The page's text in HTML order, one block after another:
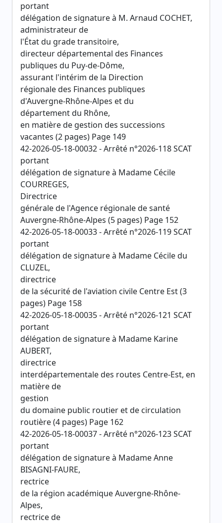
portant
délégation de signature à M. Arnaud COCHET,
administrateur de
l'État du grade transitoire,
directeur départemental des Finances
publiques du Puy-de-Dôme,
assurant l'intérim de la Direction
régionale des Finances publiques
d'Auvergne-Rhône-Alpes et du
département du Rhône,
en matière de gestion des successions
vacantes (2 pages) Page 149
42-2026-05-18-00032 - Arrêté n°2026-118 SCAT
portant
délégation de signature à Madame Cécile
COURREGES,
Directrice
générale de l'Agence régionale de santé
Auvergne-Rhône-Alpes (5 pages) Page 152
42-2026-05-18-00033 - Arrêté n°2026-119 SCAT
portant
délégation de signature à Madame Cécile du
CLUZEL,
directrice
de la sécurité de l'aviation civile Centre Est (3
pages) Page 158
42-2026-05-18-00035 - Arrêté n°2026-121 SCAT
portant
délégation de signature à Madame Karine
AUBERT,
directrice
interdépartementale des routes Centre-Est, en
matière de
gestion
du domaine public routier et de circulation
routière (4 pages) Page 162
42-2026-05-18-00037 - Arrêté n°2026-123 SCAT
portant
délégation de signature à Madame Anne
BISAGNI-FAURE,
rectrice
de la région académique Auvergne-Rhône-
Alpes,
rectrice de